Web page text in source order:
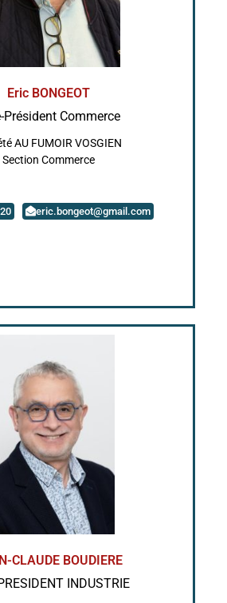
Eric BONGEOT
Président Commerce
AU FUMOIR VOSGIEN
Section Commerce
eric.bongeot@gmail.com
CLAUDE BOUDIERE
INDUSTRIE